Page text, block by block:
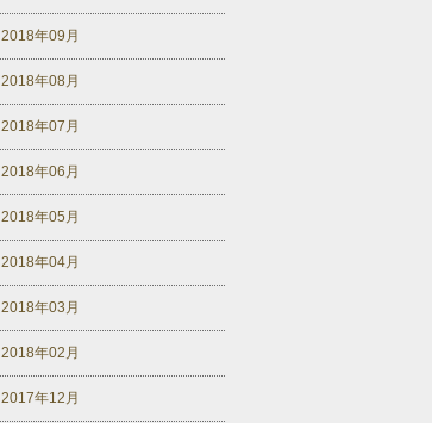
2018年09月
2018年08月
2018年07月
2018年06月
2018年05月
2018年04月
2018年03月
2018年02月
2017年12月